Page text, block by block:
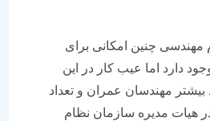
چنین امکانی برای
اما عیب کار در این
مهندسان عمران و تعداد
مدیره سازمان نظام